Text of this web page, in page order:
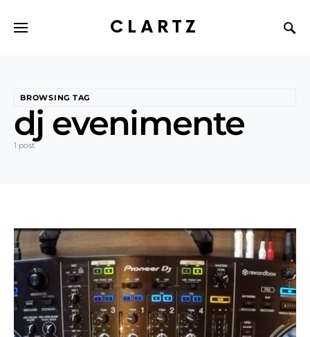
CLARTZ
BROWSING TAG
dj evenimente
1 post